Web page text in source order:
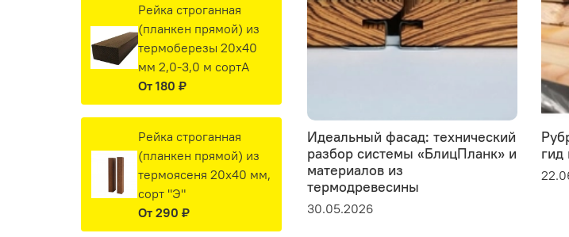
Идеальный фасад: технический
разбор системы «БлицПланк» и
материалов из
термодревесины
30.05.2026
Рейка строганная
(планкен прямой) из
термоберезы 20х40
мм 2,0-3,0 м сортА
От 180 ₽
Рейка строганная
(планкен прямой) из
термоясеня 20х40 мм,
сорт "Э"
От 290 ₽